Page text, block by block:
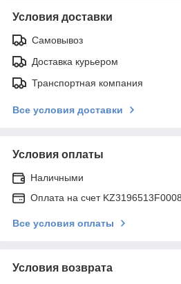
Условия доставки
Самовывоз
Доставка курьером
Транспортная компания
Все условия доставки
Условия оплаты
Наличными
Оплата на счет
Все условия оплаты
Условия возврата